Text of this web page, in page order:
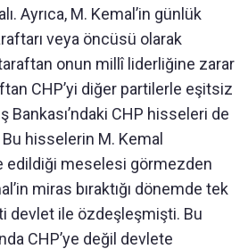
Ayrıca, M. Kemal’in günlük
veya öncüsü olarak
onun millî liderliğine zarar
CHP’yi diğer partilerle eşitsiz
Bankası’ndaki CHP hisseleri de
hisselerin M. Kemal
edildiği meselesi görmezden
miras bıraktığı dönemde tek
devlet ile özdeşleşmişti. Bu
CHP’ye değil devlete